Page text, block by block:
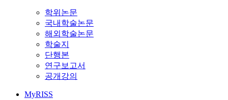
학위논문
국내학술논문
해외학술논문
학술지
단행본
연구보고서
공개강의
MyRISS